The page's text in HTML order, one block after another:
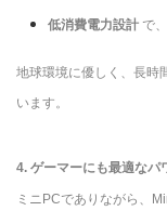
低消費電力設計 で
地球環境に優しく、長時
います。
4. ゲーマーにも最適なパ
ミニPCでありながら、